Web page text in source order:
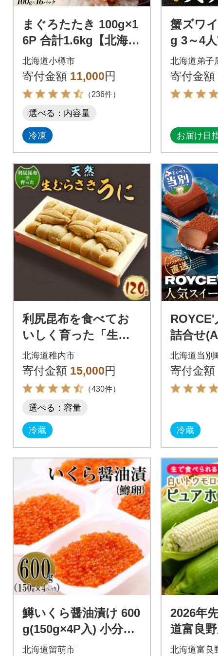
まぐろたたき 100g×1
6P 合計1.6kg【北海道
小樽加工】ネギトロ
小分けで便利
北海道小樽市
寄付金額 11,000円
（236件）
選べる：内容量
冷凍
蟹ズワ
g 3～4
鮮 しゃ
道 弟子
北海道弟子
寄付金額
お届け日
利尻昆布を食べてお
いしく育った「生む
らさきうに」120g ウ
ニ 海鮮
北海道稚内市
寄付金額 15,000円
（430件）
選べる：容量
冷蔵
詰合せ
北海道当別
寄付金額
冷蔵
鱒いくら醤油漬け 600
g(150g×4P入) 小分け
タイプ
北海道留萌市
2026年
道富良
れる 白
北海道富良